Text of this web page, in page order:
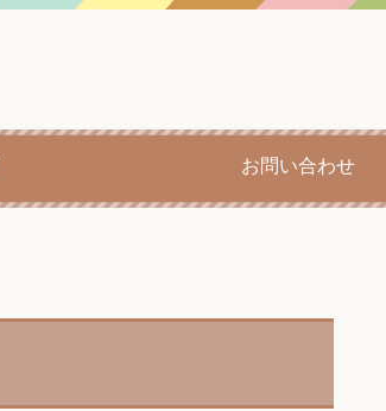
お問い合わせ